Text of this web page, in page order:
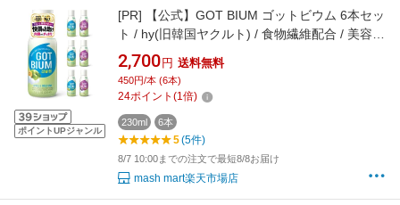
ポイントUPジャンル
[PR]
【公式】GOT BIUM ゴットビウム 6本セッ
ト / hy(旧韓国ヤクルト) / 食物繊維配合 / 美容ド
リンク / インナーケア / プルーン / アップル&ゴ
ールドキウイ / 韓国
2,700 円 送料無料
450円/本 (6本)
24ポイント (1倍)
230ml 6本
5(5件)
8/7 10:00までの注文で最短8/8お届け
mash mart楽天市場店